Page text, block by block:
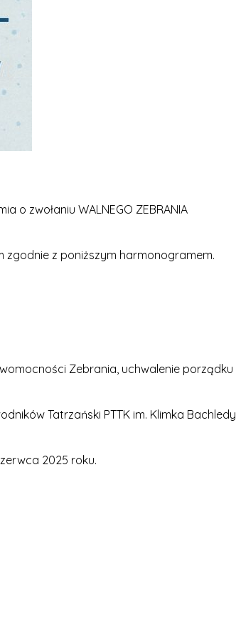
o zwołaniu WALNEGO ZEBRANIA
zgodnie z poniższym harmonogramem.
Zebrania, uchwalenie porządku
Tatrzański PTTK im. Klimka Bachledy
2025 roku.